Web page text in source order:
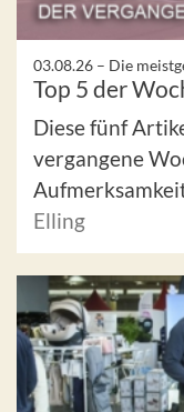
03.08.26 – Die
Top 5 der
Diese fünf
vergangene
Elling